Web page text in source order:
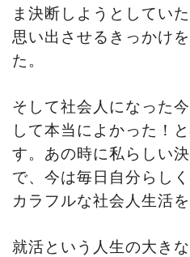
ま決断しようとしてい
思い出させるきっかけ
た。
そして社会人になった
して本当によかった！
す。あの時に私らしい
で、今は毎日自分らし
カラフルな社会人生活
就活という人生の大き